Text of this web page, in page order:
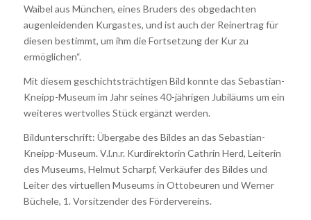
Waibel aus München, eines Bruders des obgedachten
augenleidenden Kurgastes, und ist auch der Reinertrag für
diesen bestimmt, um ihm die Fortsetzung der Kur zu
ermöglichen“.
Mit diesem geschichtsträchtigen Bild konnte das Sebastian-
Kneipp-Museum im Jahr seines 40-jährigen Jubiläums um ein
weiteres wertvolles Stück ergänzt werden.
Bildunterschrift: Übergabe des Bildes an das Sebastian-
Kneipp-Museum. V.l.n.r. Kurdirektorin Cathrin Herd, Leiterin
des Museums, Helmut Scharpf, Verkäufer des Bildes und
Leiter des virtuellen Museums in Ottobeuren und Werner
Büchele, 1. Vorsitzender des Fördervereins.